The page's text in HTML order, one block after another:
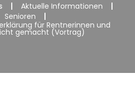
Aktuelle Informationen
Senioren
für Rentnerinnen und
gemacht (Vortrag)